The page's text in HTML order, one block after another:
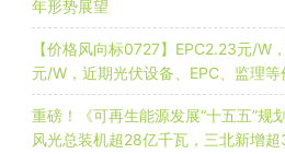
年形势展望
【价格风向标0727】EPC2.23元/W
元/W，近期光伏设备、EPC、监理等
重磅！《可再生能源发展“十五五”规
风光总装机超28亿千瓦，三北新增